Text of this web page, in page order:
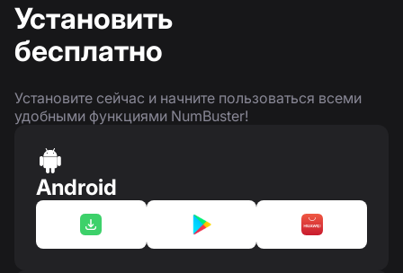
Установить
бесплатно
Установите сейчас и начните пользоваться всеми
удобными функциями NumBuster!
Android